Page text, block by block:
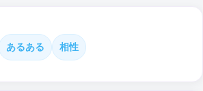
あるある 相性